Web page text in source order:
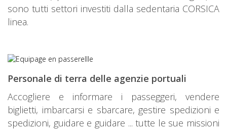
sono tutti settori investiti dalla sedentaria CORSICA
linea.
Personale di terra delle agenzie portuali
Accogliere e informare i passeggeri, vendere
biglietti, imbarcarsi e sbarcare, gestire spedizioni e
spedizioni, guidare e guidare ... tutte le sue missioni